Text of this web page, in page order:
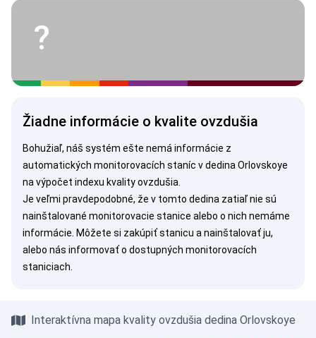
?
Žiadne informácie o kvalite ovzdušia
Bohužiaľ, náš systém ešte nemá informácie z
automatických monitorovacích staníc v dedina Orlovskoye
na výpočet indexu kvality ovzdušia.
Je veľmi pravdepodobné, že v tomto dedina zatiaľ nie sú
nainštalované monitorovacie stanice alebo o nich nemáme
informácie. Môžete si zakúpiť stanicu a nainštalovať ju,
alebo nás informovaťo dostupných monitorovacích
staniciach.
Interaktívna mapa kvality ovzdušia dedina Orlovskoye